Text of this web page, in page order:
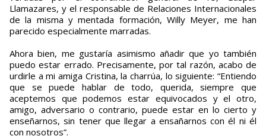
Llamazares, y el responsable de Relaciones Internacionales
de la misma y mentada formación, Willy Meyer, me han
parecido especialmente marradas.
Ahora bien, me gustaría asimismo añadir que yo también
puedo estar errado. Precisamente, por tal razón, acabo de
urdirle a mi amiga Cristina, la charrúa, lo siguiente: “Entiendo
que se puede hablar de todo, querida, siempre que
aceptemos que podemos estar equivocados y el otro,
amigo, adversario o contrario, puede estar en lo cierto y
enseñarnos, sin tener que llegar a ensañarnos con él ni él
con nosotros”.